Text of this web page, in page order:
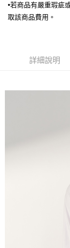
【關於「AFTEE先享
AFTEE先享後付是「
便利好安心！
【「AFTEE先享後付
２．訂單成立數日內
３．收到繳費通知簡
ATM／網路銀行／等
※ 請注意：結帳手續
購買商品的店家。未
※ 交易是否成功請以
是否繳費成功／繳費
１．透過由恩沛科技
易，需依本服務之必
權轉讓予恩沛科技股
２．關於個人資料處
https://aftee.tw/terms/
３．未成年的使用者
「AFTEE先享後付」
每筆NT$120，滿
•若商品有嚴重瑕疵
取該商品費用。
詳細說明